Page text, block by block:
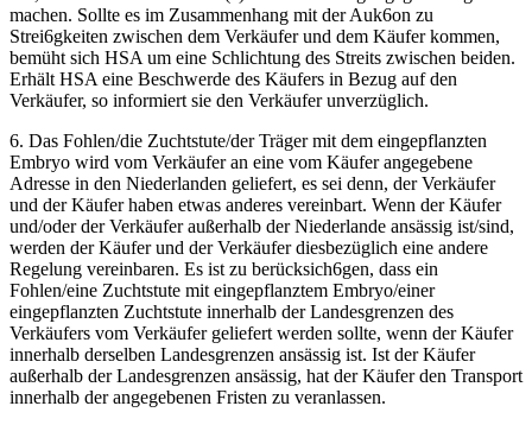
machen. Sollte es im Zusammenhang mit der Auk6on zu
Strei6gkeiten zwischen dem Verkäufer und dem Käufer kommen,
bemüht sich HSA um eine Schlichtung des Streits zwischen beiden.
Erhält HSA eine Beschwerde des Käufers in Bezug auf den
Verkäufer, so informiert sie den Verkäufer unverzüglich.
6. Das Fohlen/die Zuchtstute/der Träger mit dem eingepflanzten
Embryo wird vom Verkäufer an eine vom Käufer angegebene
Adresse in den Niederlanden geliefert, es sei denn, der Verkäufer
und der Käufer haben etwas anderes vereinbart. Wenn der Käufer
und/oder der Verkäufer außerhalb der Niederlande ansässig ist/sind,
werden der Käufer und der Verkäufer diesbezüglich eine andere
Regelung vereinbaren. Es ist zu berücksich6gen, dass ein
Fohlen/eine Zuchtstute mit eingepflanztem Embryo/einer
eingepflanzten Zuchtstute innerhalb der Landesgrenzen des
Verkäufers vom Verkäufer geliefert werden sollte, wenn der Käufer
innerhalb derselben Landesgrenzen ansässig ist. Ist der Käufer
außerhalb der Landesgrenzen ansässig, hat der Käufer den Transport
innerhalb der angegebenen Fristen zu veranlassen.